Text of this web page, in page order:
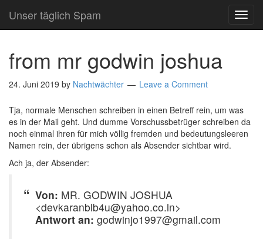
Unser täglich Spam
from mr godwin joshua
24. Juni 2019 by Nachtwächter Leave a Comment
Tja, normale Menschen schreiben in einen Betreff rein, um was
es in der Mail geht. Und dumme Vorschussbetrüger schreiben da
noch einmal ihren für mich völlig fremden und bedeutungsleeren
Namen rein, der übrigens schon als Absender sichtbar wird.
Ach ja, der Absender:
Von: MR. GODWIN JOSHUA
<devkaranblb4u@yahoo.co.in>
Antwort an: godwinjo1997@gmail.com